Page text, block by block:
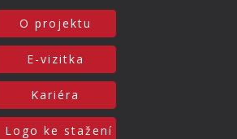
O projektu
E-vizitka
Kariéra
Logo ke stažení